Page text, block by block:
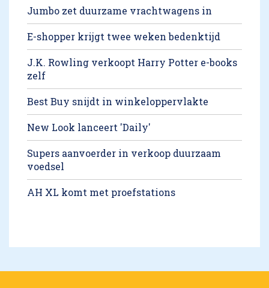
Jumbo zet duurzame vrachtwagens in
E-shopper krijgt twee weken bedenktijd
J.K. Rowling verkoopt Harry Potter e-books
zelf
Best Buy snijdt in winkeloppervlakte
New Look lanceert 'Daily'
Supers aanvoerder in verkoop duurzaam
voedsel
AH XL komt met proefstations